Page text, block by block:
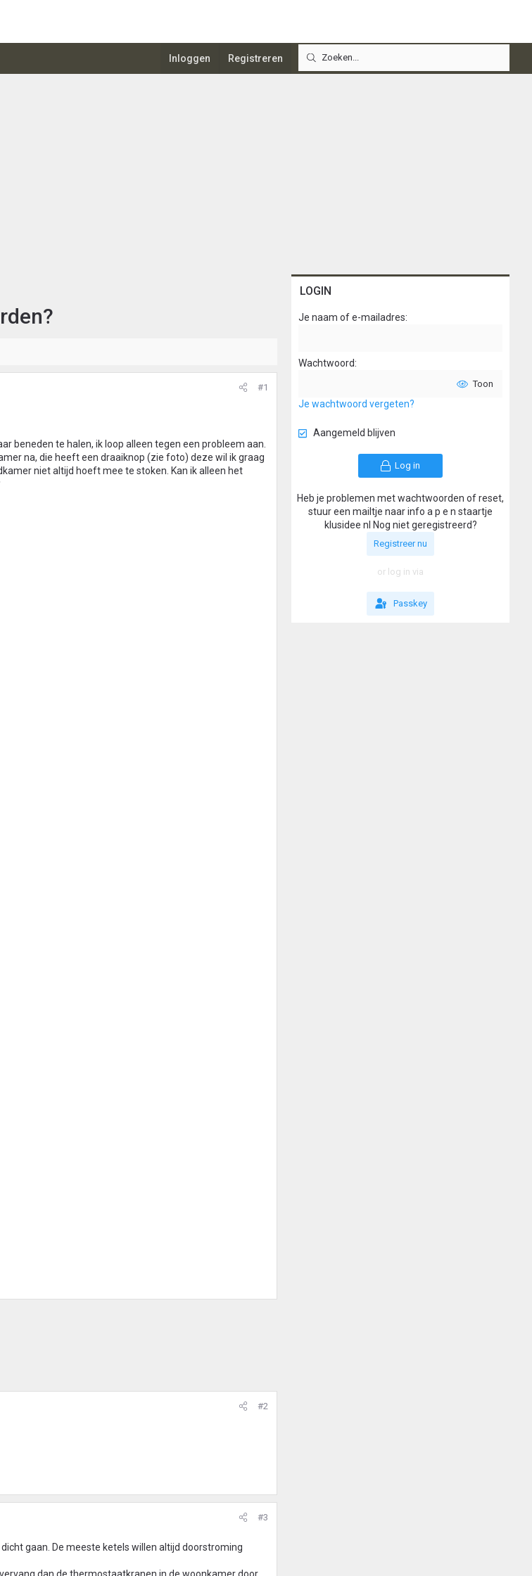
Inloggen Registreren
#1
beneden te halen, ik loop alleen tegen een probleem aan.
na, die heeft een draaiknop (zie foto) deze wil ik graag
niet altijd hoeft mee te stoken. Kan ik alleen het
#2
#3
gaan. De meeste ketels willen altijd doorstroming
LOGIN
Je naam of e-mailadres
Wachtwoord
Toon
Je wachtwoord vergeten?
Aangemeld blijven
Log in
Heb je problemen met wachtwoorden of reset,
stuur een mailtje naar info a p e n staartje
klusidee nl Nog niet geregistreerd?
Registreer nu
or log in via
Passkey